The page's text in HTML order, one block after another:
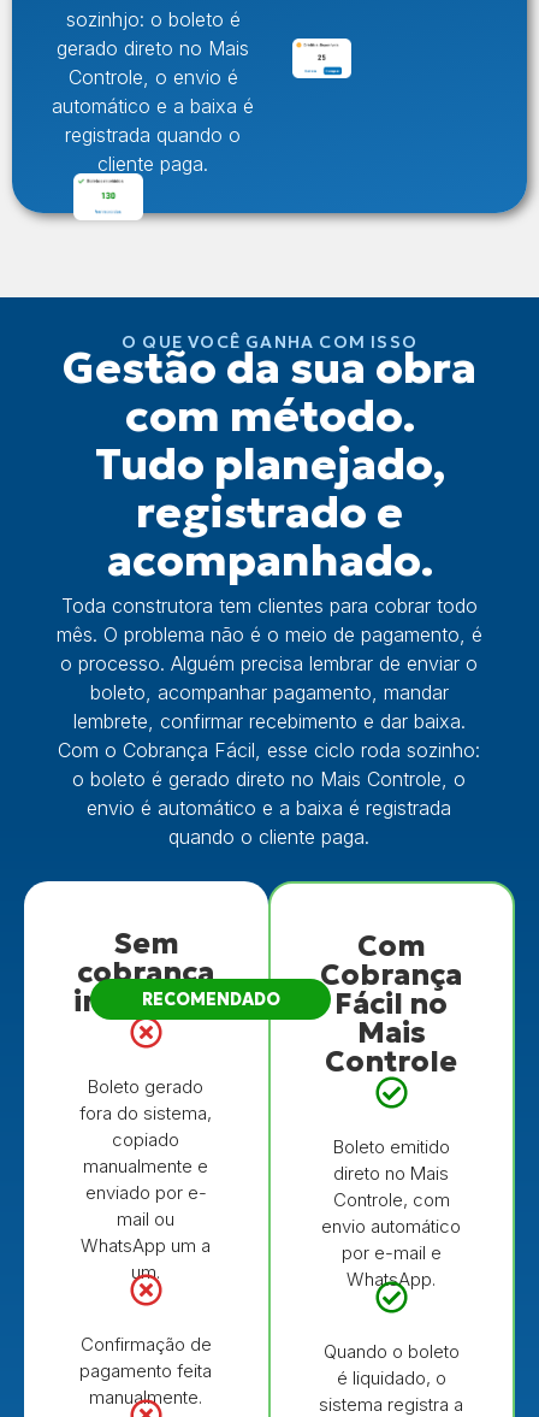
sozinhjo: o boleto é
gerado direto no Mais
Controle, o envio é
automático e a baixa é
registrada quando o
cliente paga.
O QUE VOCÊ GANHA COM ISSO
Gestão da sua obra
com método.
Tudo planejado,
registrado e
acompanhado.
Toda construtora tem clientes para cobrar todo
mês. O problema não é o meio de pagamento, é
o processo. Alguém precisa lembrar de enviar o
boleto, acompanhar pagamento, mandar
lembrete, confirmar recebimento e dar baixa.
Com o Cobrança Fácil, esse ciclo roda sozinho:
o boleto é gerado direto no Mais Controle, o
envio é automático e a baixa é registrada
quando o cliente paga.
Sem
cobrança
integrada
Boleto gerado
fora do sistema,
copiado
manualmente e
enviado por e-
mail ou
WhatsApp um a
um.
Confirmação de
pagamento feita
manualmente.
Com
Cobrança
Fácil no
Mais
Controle
Boleto emitido
direto no Mais
Controle, com
envio automático
por e-mail e
WhatsApp.
Quando o boleto
é liquidado, o
sistema registra a
RECOMENDADO